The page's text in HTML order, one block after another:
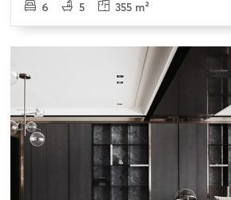
6
5 355 m²